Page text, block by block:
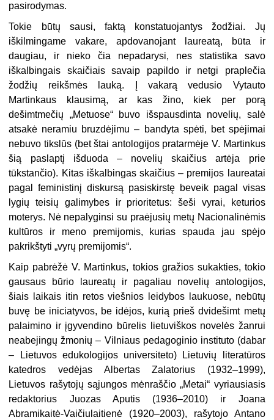
pasirodymas.
Tokie būtų sausi, faktą konstatuojantys žodžiai. Jų
iškilmingame vakare, apdovanojant laureatą, būta ir
daugiau, ir nieko čia nepadarysi, nes statistika savo
iškalbingais skaičiais savaip papildo ir netgi praplečia
žodžių reikšmės lauką. Į vakarą vedusio Vytauto
Martinkaus klausimą, ar kas žino, kiek per porą
dešimtmečių „Metuose“ buvo išspausdinta novelių, salė
atsakė neramiu bruzdėjimu – bandyta spėti, bet spėjimai
nebuvo tikslūs (bet štai antologijos pratarmėje V. Martinkus
šią paslaptį išduoda – novelių skaičius artėja prie
tūkstančio). Kitas iškalbingas skaičius – premijos laureatai
pagal feministinį diskursą pasiskirstę beveik pagal visas
lygių teisių galimybes ir prioritetus: šeši vyrai, keturios
moterys. Nė nepalyginsi su praėjusių metų Nacionalinėmis
kultūros ir meno premijomis, kurias spauda jau spėjo
pakrikštyti „vyrų premijomis“.
Kaip pabrėžė V. Martinkus, tokios gražios sukakties, tokio
gausaus būrio laureatų ir pagaliau novelių antologijos,
šiais laikais itin retos viešnios leidybos laukuose, nebūtų
buvę be iniciatyvos, be idėjos, kurią prieš dvidešimt metų
palaimino ir įgyvendino būrelis lietuviškos novelės žanrui
neabejingų žmonių – Vilniaus pedagoginio instituto (dabar
– Lietuvos edukologijos universiteto) Lietuvių literatūros
katedros vedėjas Albertas Zalatorius (1932–1999),
Lietuvos rašytojų sąjungos mėnraščio „Metai“ vyriausiasis
redaktorius Juozas Aputis (1936–2010) ir Joana
Abramikaitė-Vaičiulaitienė (1920–2003), rašytojo Antano